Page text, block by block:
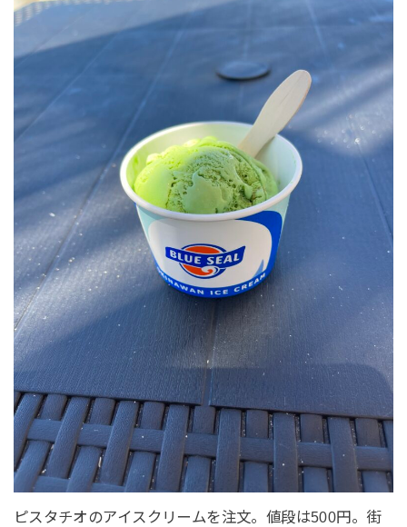
ピスタチオのアイスクリームを注文。値段は500円。街